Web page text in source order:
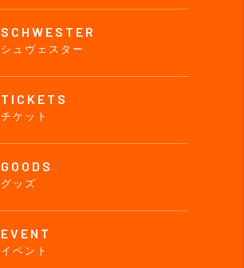
SCHWESTER
シュヴェスター
TICKETS
チケット
GOODS
グッズ
EVENT
イベント